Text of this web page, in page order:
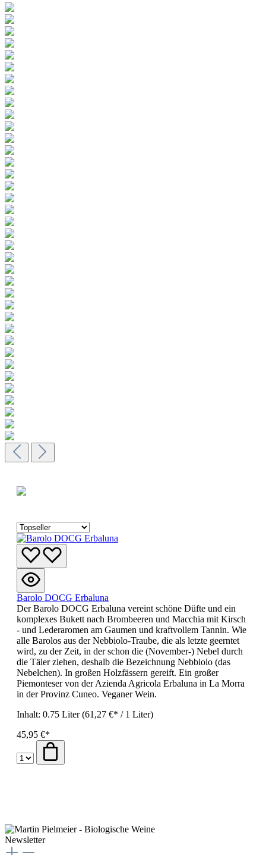
Barolo DOCG Erbaluna
Der Barolo DOCG Erbaluna vereint schöne Düfte und ein
komplexes Bukett nach Brombeeren und Macchia mit Kirsch
- und Lederaromen am Gaumen und kraftvollem Tannin. Wie
alle Barolos aus der Nebbiolo-Traube, die als letzte geerntet
wird, zu der Zeit, in der schon die (November-) Nebel durch
die Täler ziehen, deshalb die Bezeichnung Nebbiolo (das
Nebelchen). In großen Holzfässern gereift. Ein großer
Piemonteser von der Azienda Agricola Erbaluna in La Morra
in der Provinz Cuneo. Veganer Wein.
Inhalt: 0.75 Liter(61,27 €* / 1 Liter)
45,95 €*
Newsletter